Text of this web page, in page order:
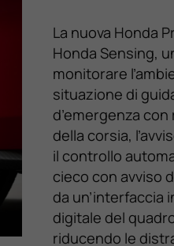
La nuova Honda
Honda Sensing,
monitorare
situazione di
d’emergenza
della corsia,
il controllo
cieco con avviso
da un’interfaccia
digitale del
riducendo le